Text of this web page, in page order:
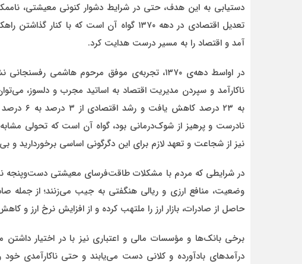
دستیابی به این هدف، حتی در شرایط دشوار کنونی معیشتی،
تعدیل اقتصادی در دهه ۱۳۷۰ گواه آن است که
آمد و اقتصاد را به مسیر درست هدایت کرد.
در اواسط دهه‌ی ۱۳۷۰، تجربه‌ی موفق مرحوم هاشمی
به ۲۳
نادرست و پرهیز از شوک‌درمانی بود، گواه آن است که تحولی
نیز از شجاعت و تعهد لازم برای این دگرگونی اساسی برخوردارید و
در شرایطی که مردم با مشکلات طاقت‌فرسای معیشتی دست‌و‌پنجه نرم
وضعیت، منافع ارزی و ریالی هنگفتی به جیب می‌زنند؛ از جمله
حاصل از صادرات، بازار ارز را ملتهب کرده و از افزایش نرخ ارز
برخی بانک‌ها و مؤسسات مالی و اعتباری نیز با در اختیار داشتن
درآمدهای بادآورده و کلانی دست می‌یابند و حتی ناکارآمدی